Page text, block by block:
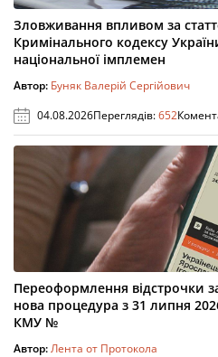
Зловживання впливом за
Кримінального кодексу
національної імплемен
Автор: Буняк Валерій Сергійович
04.08.2026Переглядів:652
Переоформлення відстрочки
нова процедура з 31 липня
КМУ №
Автор:Лента от Протокола